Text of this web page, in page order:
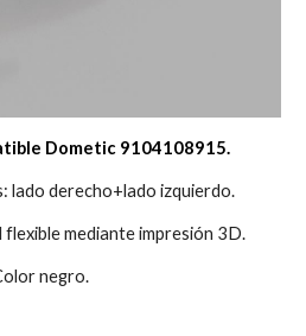
Dometic 9104108915.
lado derecho+lado izquierdo.
mediante impresión 3D.
negro.